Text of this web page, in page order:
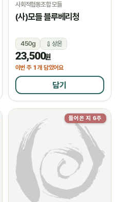
사회적협동조합 모들
(사)모들 블루베리청
450g 상온
23,500원
이번 주 1개 담았어요
담기
들어온 지 6주